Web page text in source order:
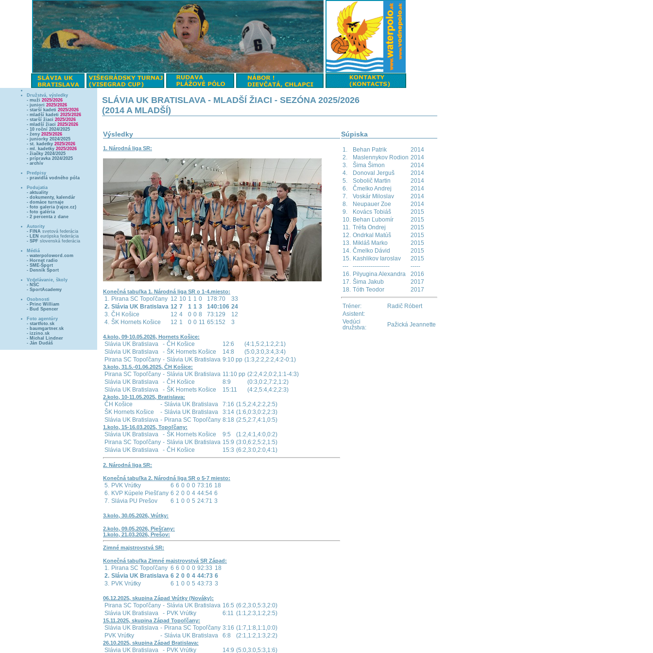
Družstvá, výsledky
- muži 2025/2026
- juniori 2025/2026
- starší kadeti 2025/2026
- mladší kadeti 2025/2026
- starší žiaci 2025/2026
- mladší žiaci 2025/2026
- 10 roční 2024/2025
- ženy 2025/2026
- juniorky 2024/2025
- st. kadetky 2025/2026
- ml. kadetky 2025/2026
- žiačky 2024/2025
- prípravka 2024/2025
- archív
Predpisy
- pravidlá vodného póla
Podujatia
- aktuality
- dokumenty, kalendár
- domáce turnaje
- foto galeria (rajce.cz)
- foto galéria
- 2 percenta z dane
Autority
- FINA svetová federácia
- LEN európska federácia
- SPF slovenská federácia
Médiá
- waterpoloword.com
- Hornet radio
- SME-Šport
- Denník Šport
Vzdelávanie, školy
- NŠC
- SportAcademy
Osobnosti
- Princ William
- Bud Spencer
Foto agentúry
- startfoto.sk
- baumgartner.sk
- izzino.sk
- Michal Lindner
- Ján Dudáš
SLÁVIA UK BRATISLAVA - MLADŠÍ ŽIACI - SEZÓNA 2025/2026
(2014 A MLADŠÍ)
Výsledky
1. Národná liga SR:
Konečná tabuľka 1. Národná liga SR o 1-4.miesto:
1.
Pirana SC Topoľčany 12 10 1 1 0 178:70
33
2. Slávia UK Bratislava 12 7 1 1 3 140:106 24
3.
ČH Košice 12 4 0 0 8 73:129
12
4. ŠK Hornets Košice 12 1 0 0 11 65:152 3
4.kolo, 09-10.05.2026, Hornets Košice:
Slávia UK Bratislava
- ČH Košice 12:6
(4:1,5:2,1:2,2:1)
Slávia UK Bratislava
- ŠK Hornets Košice 14:8
(5:0,3:0,3:4,3:4)
Pirana SC Topoľčany - Slávia UK Bratislava 9:10 pp (1:3,2:2,2:2,4:2-0:1)
3.kolo, 31.5.-01.06.2025, ČH Košice:
Pirana SC Topoľčany - Slávia UK Bratislava 11:10 pp (2:2,4:2,0:2,1:1-4:3)
Slávia UK Bratislava
- ČH Košice 8:9
(0:3,0:2,7:2,1:2)
Slávia UK Bratislava
- ŠK Hornets Košice 15:11
(4:2,5:4,4:2,2:3)
2.kolo, 10-11.05.2025, Bratislava:
ČH Košice
- Slávia UK Bratislava 7:16 (1:5,2:4,2:2,2:5)
ŠK Hornets Košice
- Slávia UK Bratislava 3:14 (1:6,0:3,0:2,2:3)
Slávia UK Bratislava - Pirana SC Topoľčany 8:18 (2:5,2:7,4:1,0:5)
1.kolo, 15-16.03.2025, Topoľčany:
Slávia UK Bratislava
- ŠK Hornets Košice 9:5
(1:2,4:1,4:0,0:2)
Pirana SC Topoľčany - Slávia UK Bratislava 15:9 (3:0,6:2,5:2,1:5)
Slávia UK Bratislava
- ČH Košice 15:3 (6:2,3:0,2:0,4:1)
2. Národná liga SR:
Konečná tabuľka 2. Národná liga SR o 5-7 miesto:
5.
PVK Vrútky 6 6 0 0 0 73:16 18
6.
KVP Kúpele Piešťany 6 2 0 0 4 44:54 6
7.
Slávia PU Prešov 6 1 0 0 5 24:71 3
3.kolo, 30.05.2026, Vrútky:
2.kolo, 09.05.2026, Piešťany:
1.kolo, 21.03.2026, Prešov:
Zimné majstrovstvá SR:
Konečná tabuľka Zimné majstrovstvá SR Západ:
1. Pirana SC Topoľčany 6 6 0 0 0 92:33 18
2. Slávia UK Bratislava 6 2 0 0 4 44:73 6
3. PVK Vrútky 6 1 0 0 5 43:73 3
06.12.2025, skupina Západ Vrútky (Nováky):
Pirana SC Topoľčany - Slávia UK Bratislava 16:5 (6:2,3:0,5:3,2:0)
Slávia UK Bratislava
- PVK Vrútky 6:11 (1:1,2:3,1:2,2:5)
15.11.2025, skupina Západ Topoľčany:
Slávia UK Bratislava - Pirana SC Topoľčany 3:16 (1:7,1:8,1:1,0:0)
PVK Vrútky
- Slávia UK Bratislava 6:8
(2:1,1:2,1:3,2:2)
26.10.2025, skupina Západ Bratislava:
Slávia UK Bratislava
- PVK Vrútky 14:9 (5:0,3:0,5:3,1:6)
Súpiska
1. Behan Patrik
2014
2.
Maslennykov Rodion 2014
3.
Šima Šimon
2014
4.
Donoval Jerguš
2014
5.
Sobolič Martin
2014
6.
Čmelko Andrej
2014
7.
Voskár Miloslav
2014
8.
Neupauer Zoe
2014
9.
Kovács Tobiáš
2015
10.
Behan Ľubomír
2015
11.
Tréfa Ondrej
2015
12.
Ondrkal Matúš
2015
13.
Mikláš Marko
2015
14. Čmelko Dávid
2015
15.
Kashlikov Iaroslav
2015
---
-------------------
-----
16.
Pilyugina Alexandra
2016
17.
Šima Jakub
2017
18.
Tóth Teodor 2017
Tréner:
Radič Róbert
Asistent:
Vedúci
družstva:
Pažická Jeannette